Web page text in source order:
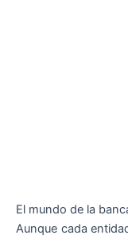
El mundo de la
Aunque cada